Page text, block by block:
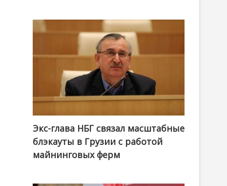
Экс-глава НБГ связал масштабные
блэкауты в Грузии с работой
майнинговых ферм